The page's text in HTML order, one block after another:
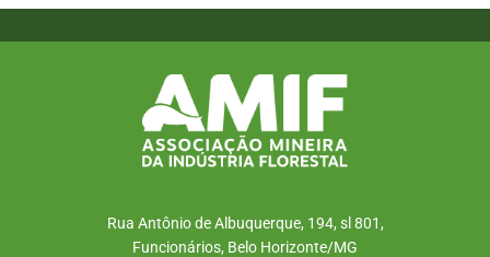
Rua Antônio de Albuquerque, 194, sl 801,
Funcionários, Belo Horizonte/MG